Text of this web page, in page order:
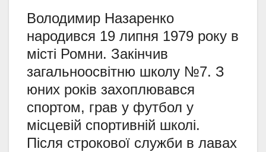
Володимир Назаренко
народився 19 липня 1979 року в
місті Ромни. Закінчив
загальноосвітню школу №7. З
юних років захоплювався
спортом, грав у футбол у
місцевій спортивній школі.
Після строкової служби в лавах